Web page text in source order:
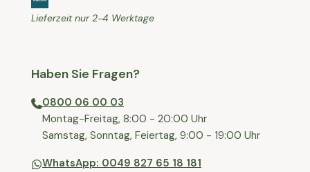
Lieferzeit nur 2-4 Werktage
Haben Sie Fragen?
0800 06 00 03
⁠Montag-Freitag, 8:00 - 20:00 Uhr
⁠Samstag, Sonntag, Feiertag, 9:00 - 19:00 Uhr
WhatsApp: 0049 827 65 18 181